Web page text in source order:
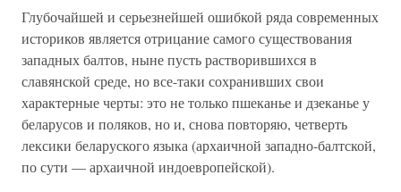
Глубочайшей и серьезнейшей ошибкой ряда современных
историков является отрицание самого существования
западных балтов, ныне пусть растворившихся в
славянской среде, но все-таки сохранивших свои
характерные черты: это не только пшеканье и дзеканье у
беларусов и поляков, но и, снова повторяю, четверть
лексики беларуского языка (архаичной западно-балтской,
по сути — архаичной индоевропейской).